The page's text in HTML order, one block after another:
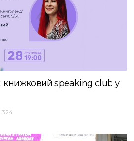
книжковий speaking club у
324